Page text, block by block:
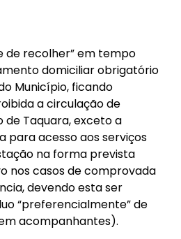
de recolher” em tempo
domiciliar obrigatório
Município, ficando
a circulação de
de Taquara, exceto a
para acesso aos serviços
na forma prevista
nos casos de comprovada
devendo esta ser
“preferencialmente” de
acompanhantes).